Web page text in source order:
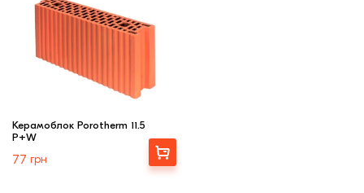
Керамоблок Porotherm 11.5
P+W
77 грн
Купити